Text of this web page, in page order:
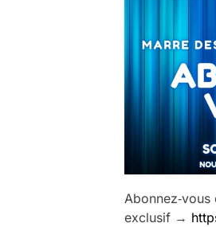
exclusif →